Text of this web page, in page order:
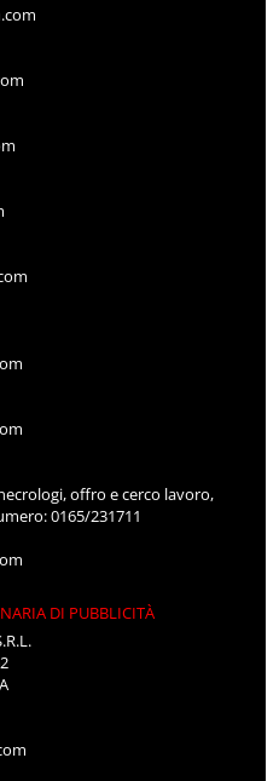
offro e cerco lavoro,
0165/231711
DI PUBBLICITÀ